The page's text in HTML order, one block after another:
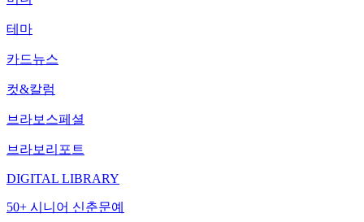
테마
카드뉴스
컷&칼럼
브라보스페셜
브라보리포트
DIGITAL LIBRARY
50+ 시니어 신춘문예